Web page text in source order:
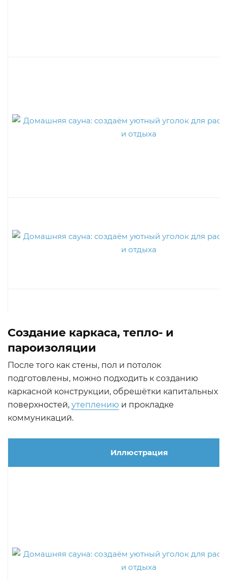
Создание каркаса, тепло- и
пароизоляции
После того как стены, пол и потолок
подготовлены, можно подходить к созданию
каркасной конструкции, обрешётки капитальных
поверхностей, утеплению и прокладке
коммуникаций.
Иллюстрация